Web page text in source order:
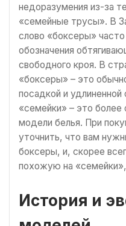
недоразумения из-за
«семейные трусы». В
слово «боксеры»
обозначения
свободного кроя. В
«боксеры» – это
посадкой и
«семейки» – это
модели белья. При
уточнить, что вам
боксеры, и, скорее
похожую на
История и